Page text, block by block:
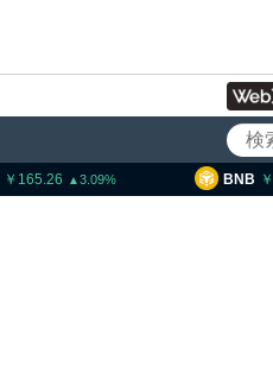
165.26 3.09 BNB